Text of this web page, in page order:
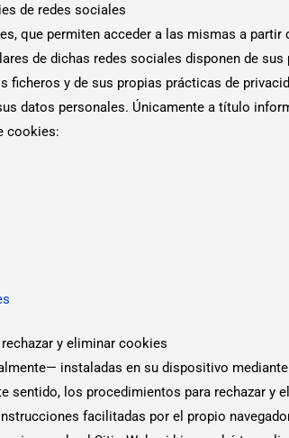
de redes sociales
que permiten acceder a las mismas a
de dichas redes sociales disponen de
y de sus propias prácticas de
datos personales. Únicamente a título
cookies:
y eliminar cookies
instaladas en su dispositivo
sentido, los procedimientos para rechazar y
facilitadas por el propio